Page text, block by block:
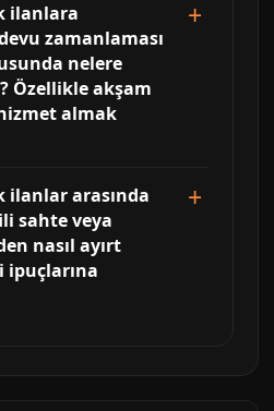
ilanlara
zamanlaması
nelere
Özellikle akşam
almak
ilanlar arasında
sahte veya
nasıl ayırt
ipuçlarına